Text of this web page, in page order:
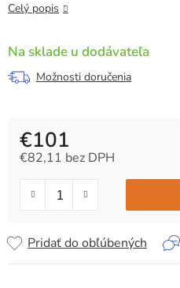
Celý popis
Na sklade u dodávateľa
Možnosti doručenia
€101
€82,11 bez DPH
Pridať do obľúbených